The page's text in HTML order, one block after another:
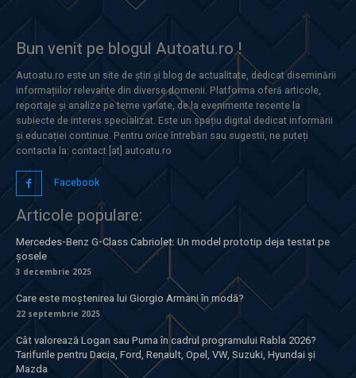
Bun venit pe blogul Autoatu.ro !
Autoatu.ro este un site de știri și blog de actualitate, dedicat diseminării
informațiilor relevante din diverse domenii. Platforma oferă articole,
reportaje și analize pe teme variate, de la evenimente recente la
subiecte de interes specializat. Este un spațiu digital dedicat informării
și educației continue. Pentru orice întrebări sau sugestii, ne puteți
contacta la: contact [at] autoatu.ro
Facebook
Articole populare:
Mercedes-Benz G-Class Cabriolet: Un model prototip deja testat pe
șosele
3 decembrie 2025
Care este moștenirea lui Giorgio Armani în modă?
22 septembrie 2025
Cât valorează Logan sau Puma în cadrul programului Rabla 2026?
Tarifurile pentru Dacia, Ford, Renault, Opel, VW, Suzuki, Hyundai și
Mazda